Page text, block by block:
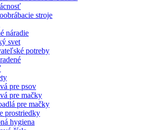
stroje
náradie
svet
potreby
pre psov
pre mačky
pre mačky
prostriedky
hygiena